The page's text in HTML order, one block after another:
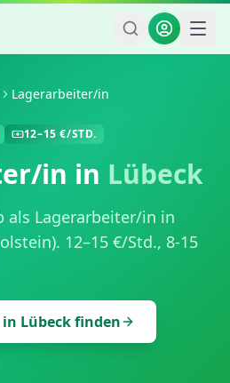
Lagerarbeiter/in
12–15 €/STD.
in in Lübeck
als Lagerarbeiter/in in
). 12–15 €/Std., 8-15
in Lübeckfinden